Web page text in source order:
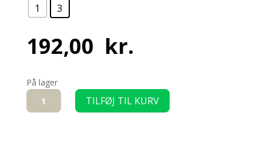
1 3
192,00 kr.
På lager
Grøn
aluminiumsprofil
TILFØJ TIL KURV